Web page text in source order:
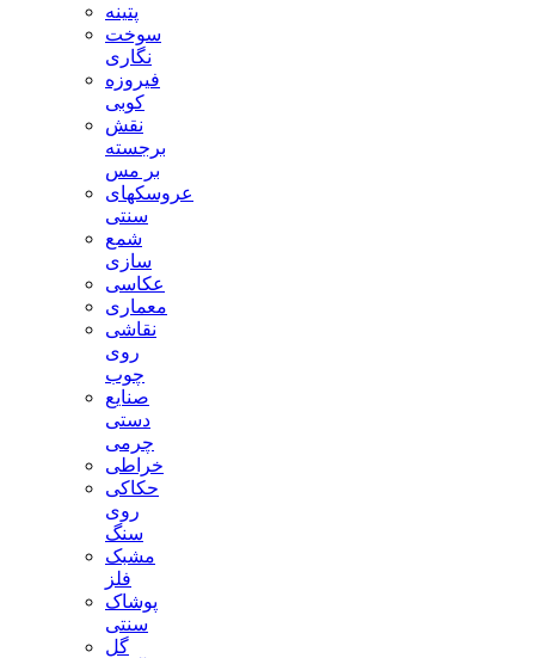
پتینه
سوخت
نگاری
فیروزه
کوبی
نقش
برجسته
بر مس
عروسکهای
سنتی
شمع
سازی
عکاسی
معماری
نقاشی
روی
چوب
صنایع
دستی
چرمی
خراطی
حکاکی
روی
سنگ
مشبک
فلز
پوشاک
سنتی
گل